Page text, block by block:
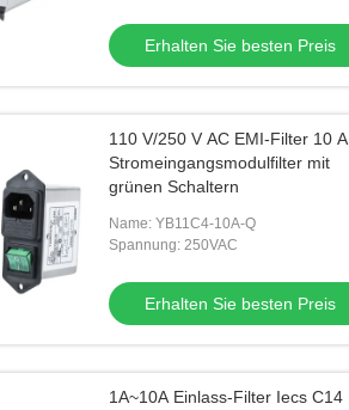
Erhalten Sie besten Preis
110 V/250 V AC EMI-Filter 10 A
Stromeingangsmodulfilter mit
grünen Schaltern
Name: YB11C4-10A-Q
Spannung: 250VAC
Erhalten Sie besten Preis
1A~10A Einlass-Filter Iecs C14